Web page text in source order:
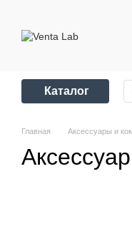
Каталог
Главная Аксессуары и